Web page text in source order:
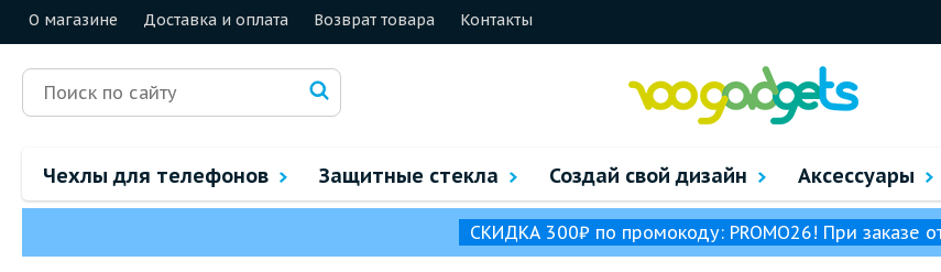
О магазине Доставка и оплата Возврат товара Контакты
Чехлы для телефонов Защитные стекла Создай свой дизайн Аксессуары
СКИДКА 300₽ по промокоду: PROMO26! При заказе